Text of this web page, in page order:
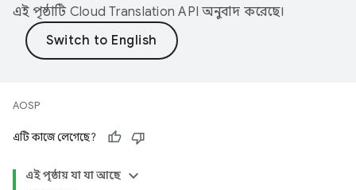
এই পৃষ্ঠাটি Cloud Translation API অনুবাদ করেছে।
AOSP
এটি কাজে লেগেছে?
এই পৃষ্ঠায় যা যা আছে